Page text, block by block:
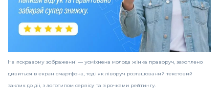
На яскравому зображенні — усміхнена молода жінка праворуч, захоплено
дивиться в екран смартфона, тоді як ліворуч розташований текстовий
заклик до дії, з логотипом сервісу та зірочками рейтингу.